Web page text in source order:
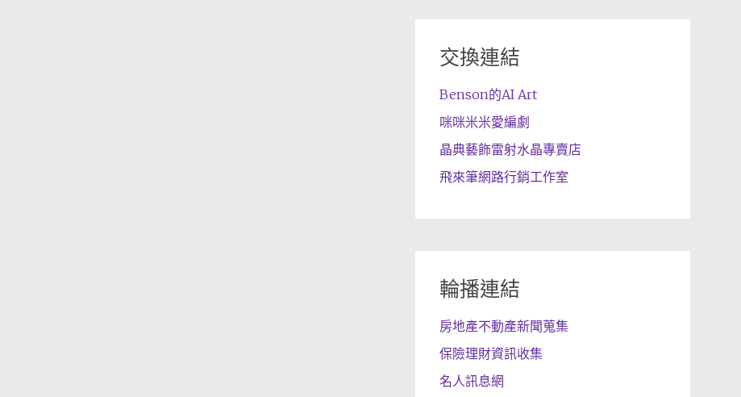
交換連結
Benson的AI Art
咪咪米米愛編劇
晶典藝飾雷射水晶專賣店
飛來筆網路行銷工作室
輪播連結
房地產不動產新聞蒐集
保險理財資訊收集
名人訊息網